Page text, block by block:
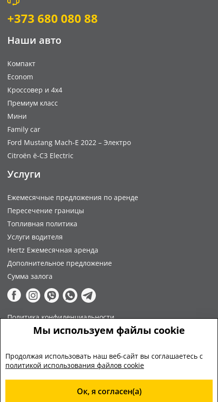
+373 680 080 88
Наши авто
Компакт
Econom
Кроссовер и 4x4
Премиум класс
Мини
Family car
Ford Mustang Mach-E 2022 – Электро
Citroën ë-C3 Electric
Услуги
Ежемесячные предложения по аренде
Пересечение границы
Топливная политика
Услуги водителя
Hertz Ежемесячная аренда
Дополнительное предложение
Сумма залога
Политика конфиденциальности
Положения и условия
Мы используем файлы cookie
Продолжая использовать наш веб-сайт вы соглашаетесь с
политикой использования файлов cookie
Ок, я согласен(а)